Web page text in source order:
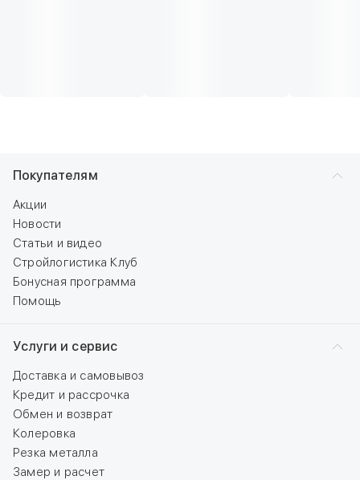
Покупателям
Акции
Новости
Статьи и видео
Стройлогистика Клуб
Бонусная программа
Помощь
Услуги и сервис
Доставка и самовывоз
Кредит и рассрочка
Обмен и возврат
Колеровка
Резка металла
Замер и расчет